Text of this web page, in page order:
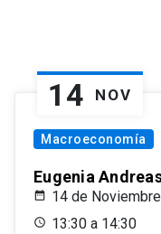
14 NOV
Macroeconomía
Eugenia
14 de
13:30 a 14:30